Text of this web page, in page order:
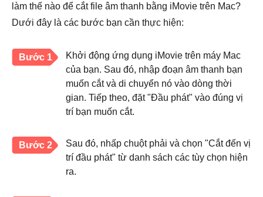
làm thế nào để cắt file âm thanh bằng iMovie trên Mac?
Dưới đây là các bước bạn cần thực hiện:
Bước 1
Khởi động ứng dụng iMovie trên máy Mac
của bạn. Sau đó, nhập đoạn âm thanh bạn
muốn cắt và di chuyển nó vào dòng thời
gian. Tiếp theo, đặt "Đầu phát" vào đúng vị
trí bạn muốn cắt.
Bước 2
Sau đó, nhấp chuột phải và chọn "Cắt đến vị
trí đầu phát" từ danh sách các tùy chọn hiện
ra.